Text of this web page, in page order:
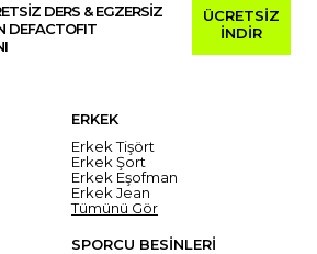
DERS & EGZERSİZ
DEFACTOFIT
ÜCRETSİZ
İNDİR
ERKEK
Erkek Tişört
Erkek Şort
Erkek Eşofman
Erkek Jean
Tümünü Gör
SPORCU BESİNLERİ